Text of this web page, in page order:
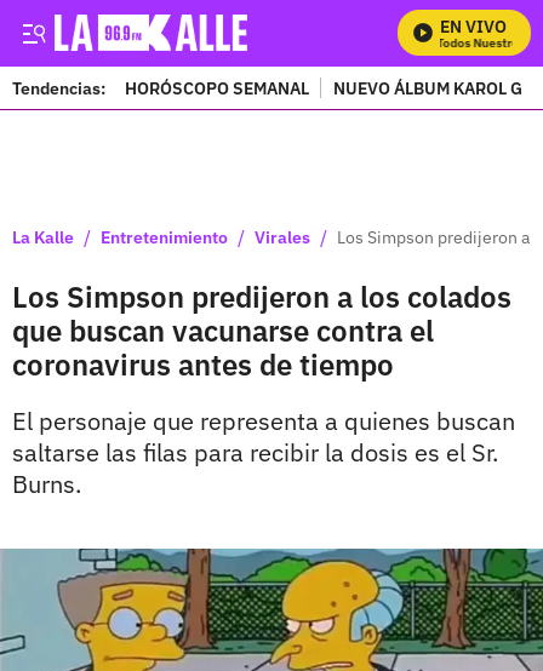
EN VIVO
Mira Todos Nuestros
Tendencias: HORÓSCOPO SEMANAL NUEVO ÁLBUM KAROL G
La Kalle / Entretenimiento / Virales / Los Simpson predijeron a
Los Simpson predijeron a los colados
que buscan vacunarse contra el
coronavirus antes de tiempo
El personaje que representa a quienes buscan
saltarse las filas para recibir la dosis es el Sr.
Burns.